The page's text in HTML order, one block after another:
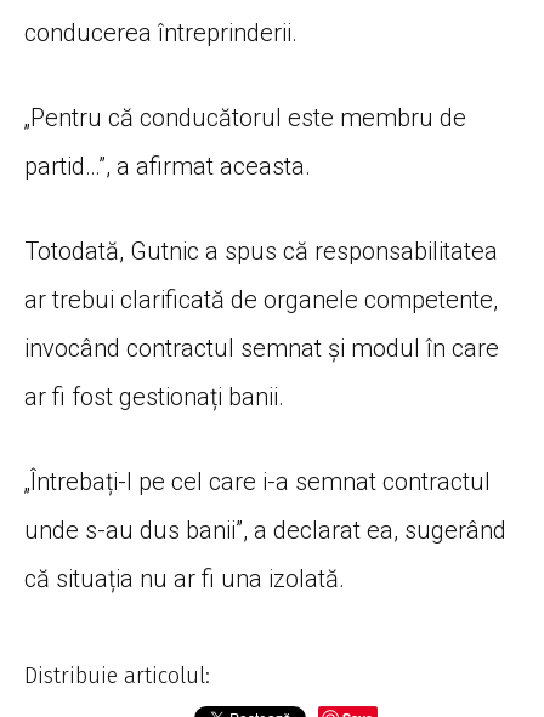
conducerea întreprinderii.
„Pentru că conducătorul este membru de
partid…”, a afirmat aceasta.
Totodată, Gutnic a spus că responsabilitatea
ar trebui clarificată de organele competente,
invocând contractul semnat și modul în care
ar fi fost gestionați banii.
„Întrebați-l pe cel care i-a semnat contractul
unde s-au dus banii”, a declarat ea, sugerând
că situația nu ar fi una izolată.
Distribuie articolul: